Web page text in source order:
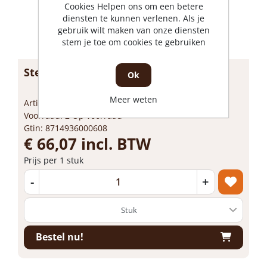
Stenenknipper 150 x 80 x 250/2 6
Artikelnummer: 1746766
Voorraad: 2 Op voorraad
Gtin: 8714936000608
€ 66,07 incl. BTW
Prijs per 1 stuk
- +
Bestel nu!
Cookies Helpen ons om een betere
diensten te kunnen verlenen. Als je
gebruik wilt maken van onze diensten
stem je toe om cookies te gebruiken
Ok
Meer weten